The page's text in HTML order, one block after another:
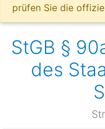
prüfen Sie die
StGB §
des